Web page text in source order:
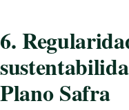
6.
Plano Safra